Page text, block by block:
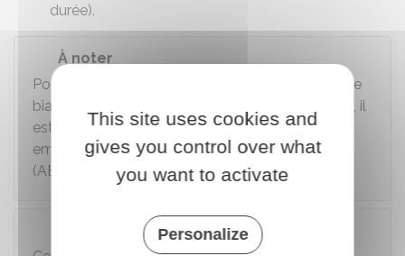
durée).
À noter
Pour les employeurs qui gèrent leur salariés par le
biais de la
, il
est conseillé de produire une attestation
employeur (AE) par leur logiciel de paie en DSN
(AE-DSN).
This site uses cookies and
gives you control over what
you want to activate
Personalize